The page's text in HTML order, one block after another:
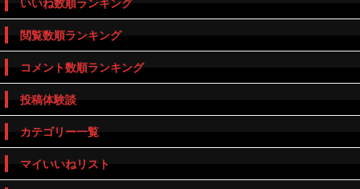
いいね数順ランキング
閲覧数順ランキング
コメント数順ランキング
投稿体験談
カテゴリー一覧
マイいいねリスト